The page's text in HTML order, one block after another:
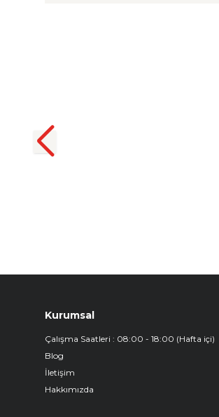
₺
Kurumsal
Çalışma Saatleri : 08:00 - 18:00 (Hafta içi)
Blog
İletişim
Hakkımızda